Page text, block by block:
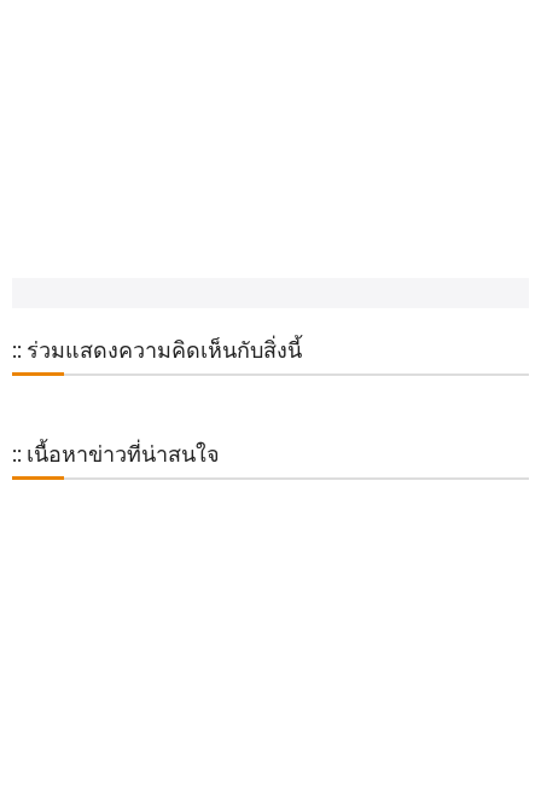
:: ร่วมแสดงความคิดเห็นกับสิ่งนี้
:: เนื้อหาข่าวที่น่าสนใจ